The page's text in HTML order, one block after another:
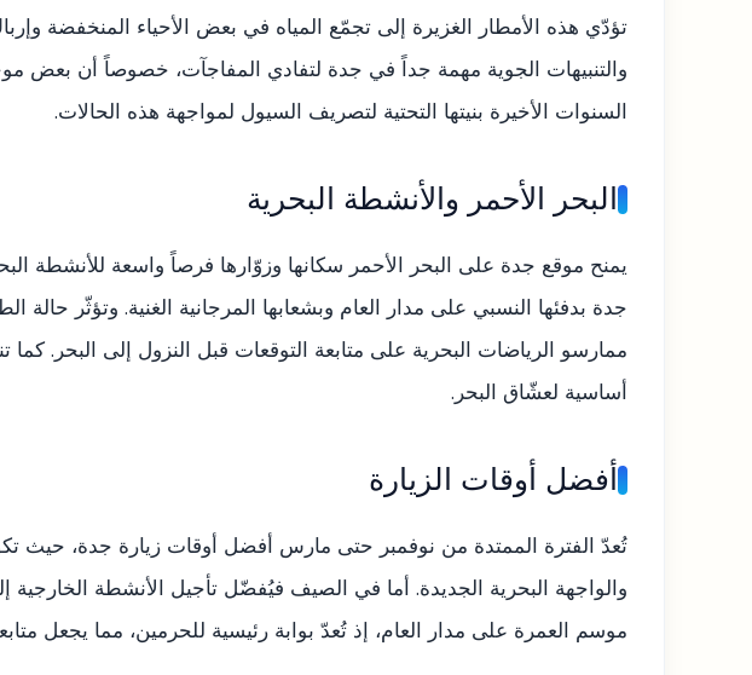
تؤدّي هذه الأمطار الغزيرة إلى تجمّع المياه في بعض الأحياء المنخفضة
والتنبيهات الجوية مهمة جداً في جدة لتفادي المفاجآت، خصوصاً أن
السنوات الأخيرة بنيتها التحتية لتصريف السيول لمواجهة هذه الحالات.
البحر الأحمر والأنشطة البحرية
يمنح موقع جدة على البحر الأحمر سكانها وزوّارها فرصاً واسعة للأنشطة
جدة بدفئها النسبي على مدار العام وبشعابها المرجانية الغنية. وتؤثّر
ممارسو الرياضات البحرية على متابعة التوقعات قبل النزول إلى البحر. كما
أساسية لعشّاق البحر.
أفضل أوقات الزيارة
تُعدّ الفترة الممتدة من نوفمبر حتى مارس أفضل أوقات زيارة جدة، حيث
والواجهة البحرية الجديدة. أما في الصيف فيُفضّل تأجيل الأنشطة
موسم العمرة على مدار العام، إذ تُعدّ بوابة رئيسية للحرمين، مما يجعل